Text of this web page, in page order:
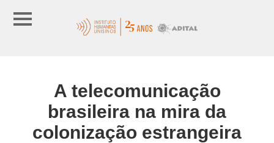
A telecomunicação
brasileira na mira da
colonização estrangeira